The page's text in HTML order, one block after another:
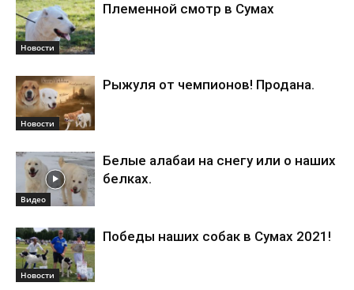
Новости
Племенной смотр в Сумах
Новости
Рыжуля от чемпионов! Продана.
Видео
Белые алабаи на снегу или о наших
белках.
Новости
Победы наших собак в Сумах 2021!